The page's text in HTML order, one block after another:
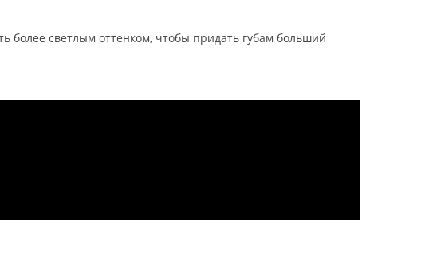
более светлым оттенком, чтобы придать губам больший